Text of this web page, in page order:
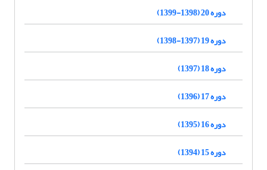
دوره 20 (1398-1399)
دوره 19 (1397-1398)
دوره 18 (1397)
دوره 17 (1396)
دوره 16 (1395)
دوره 15 (1394)